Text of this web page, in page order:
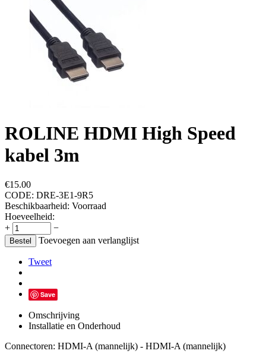
ROLINE HDMI High Speed
kabel 3m
€15.00
CODE: DRE-3E1-9R5
Beschikbaarheid: Voorraad
Hoeveelheid:
+
−
Bestel Toevoegen aan verlanglijst
Tweet
Save
Omschrijving
Installatie en Onderhoud
Connectoren: HDMI-A (mannelijk) - HDMI-A (mannelijk)